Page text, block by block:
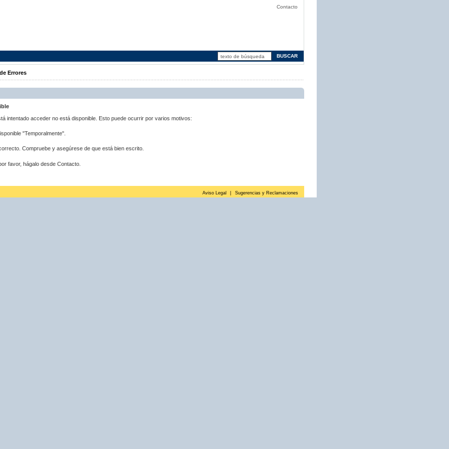
Contacto
Errores
intentado acceder no está disponible. Esto puede ocurrir por varios motivos:
"Temporalmente".
Compruebe y asegúrese de que está bien escrito.
favor, hágalo desde Contacto.
Aviso Legal Sugerencias y Reclamaciones